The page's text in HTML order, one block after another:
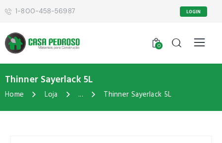
1-800-458-56987 LOGIN
0
Thinner Sayerlack 5L
Home Loja ... Thinner Sayerlack 5L